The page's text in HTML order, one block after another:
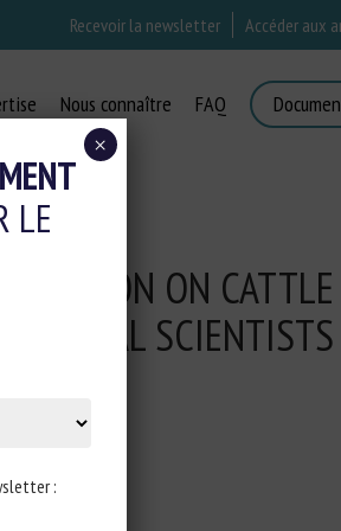
Recevoir la newsletter Accéder aux
Nous connaître FAQ
ON CATTLE
ANIMAL SCIENTISTS
LE
:
×